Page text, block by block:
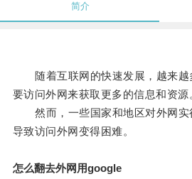
简介
随着互联网的快速发展，越来越
要访问外网来获取更多的信息和资源
然而，一些国家和地区对外网实
导致访问外网变得困难。
怎么翻去外网用google